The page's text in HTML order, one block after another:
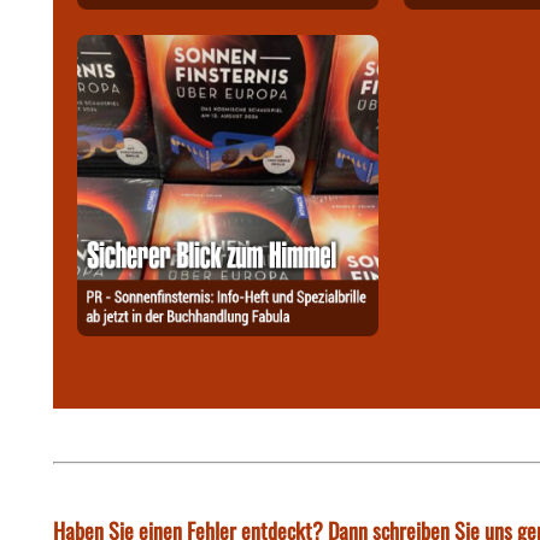
Haben Sie einen Fehler entdeckt? Dann schreiben Sie uns